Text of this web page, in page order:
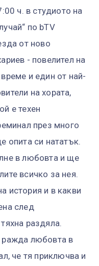
ч. в студиото на
по bTV
от ново
- повелител на
и един от най-
на хората,
е техен
през много
опита си нататък.
в любовта и ще
всичко за нея.
история и в какви
след
раздяла.
ражда любовта в
че тя приключва и